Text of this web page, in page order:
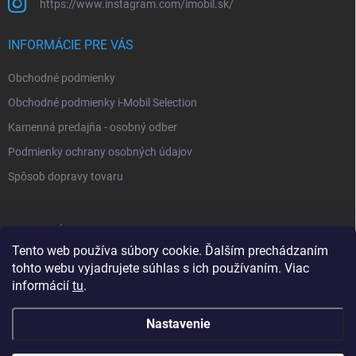
Tento web používa súbory cookie. Ďalším prechádzaním
tohto webu vyjadrujete súhlas s ich používaním. Viac
informácií tu.
Nastavenie
https://www.instagram.com/imobil.sk/
INFORMÁCIE PRE VÁS
Obchodné podmienky
Obchodné podmienky i-Mobil Selection
Kamenná predajňa - osobný odber
Podmienky ochrany osobných údajov
Spôsob dopravy tovaru